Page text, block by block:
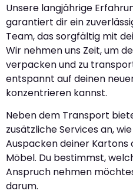
Unsere langjährige
garantiert dir ein
Team, das sorgfältig mit
Wir nehmen uns Zeit, um
verpacken und zu
entspannt auf deinen
konzentrieren kannst.
Neben dem Transport
zusätzliche Services an,
Auspacken deiner Kartons
Möbel. Du bestimmst,
Anspruch nehmen
darum.